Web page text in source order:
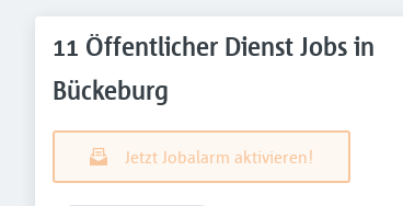
11 Öffentlicher Dienst Jobs in
Bückeburg
Jetzt Jobalarm aktivieren!